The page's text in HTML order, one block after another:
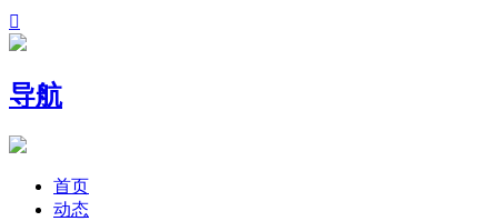

导航
首页
动态